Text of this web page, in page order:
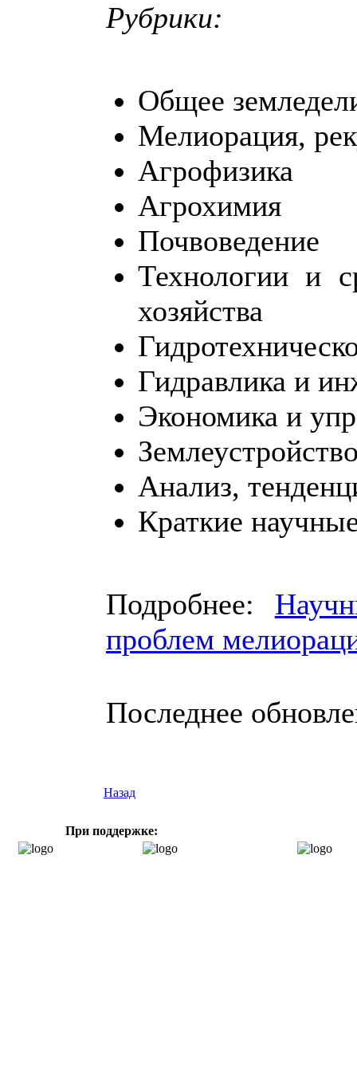
Рубрики:
Общее
Мелиорация,
Агрофизика
Агрохимия
Почвоведение
Технологии и
хозяйства
Гидравлика и
Экономика и
Анализ,
Краткие
Подробнее:
проблем
Последнее
Назад
При поддержке: